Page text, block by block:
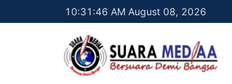
10:31:48 AM August 08, 2026